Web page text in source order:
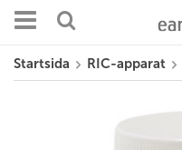
Startsida RIC-apparat